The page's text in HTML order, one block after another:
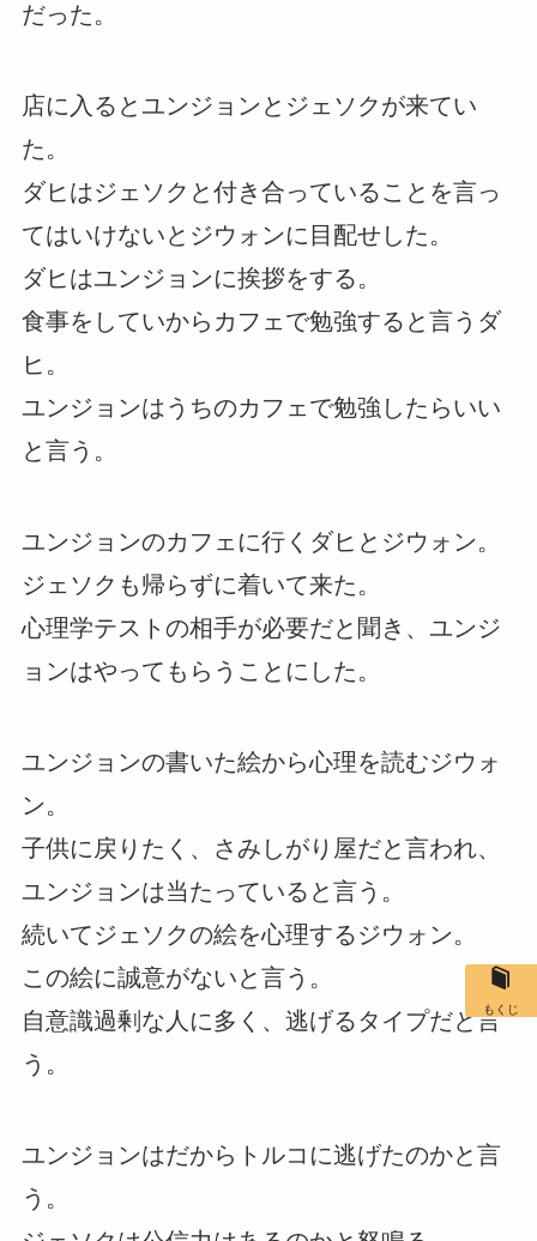
だった。
店に入るとユンジョンとジェソクが来てい
た。
ダヒはジェソクと付き合っていることを言っ
てはいけないとジウォンに目配せした。
ダヒはユンジョンに挨拶をする。
食事をしていからカフェで勉強すると言うダ
ヒ。
ユンジョンはうちのカフェで勉強したらいい
と言う。
ユンジョンのカフェに行くダヒとジウォン。
ジェソクも帰らずに着いて来た。
心理学テストの相手が必要だと聞き、ユンジ
ョンはやってもらうことにした。
ユンジョンの書いた絵から心理を読むジウォ
ン。
子供に戻りたく、さみしがり屋だと言われ、
ユンジョンは当たっていると言う。
続いてジェソクの絵を心理するジウォン。
この絵に誠意がないと言う。
自意識過剰な人に多く、逃げるタイプだと言
う。
ユンジョンはだからトルコに逃げたのかと言
う。
もくじ